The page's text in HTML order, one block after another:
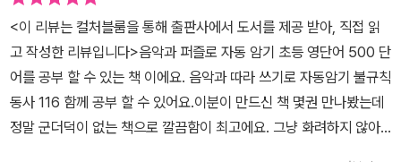
<이 리뷰는 컬처블룸을 통해 출판사에서 도서를 제공 받아, 직접 읽
고 작성한 리뷰입니다>음악과 퍼즐로 자동 암기 초등 영단어 500 단
어를 공부 할 수 있는 책 이에요. 음악과 따라 쓰기로 자동암기 불규칙
동사 116 함께 공부 할 수 있어요.이분이 만드신 책 몇권 만나봤는데
정말 군더덕이 없는 책으로 깔끔함이 최고에요. 그냥 화려하지 않아